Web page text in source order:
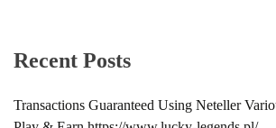
Recent Posts
Transactions Guaranteed Using Neteller